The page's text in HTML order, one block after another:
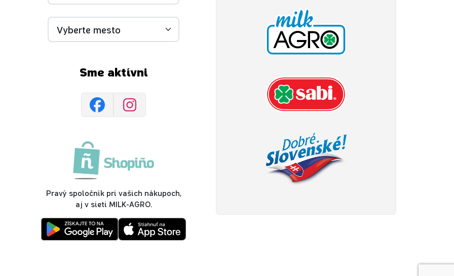
Sme aktívni
Pravý spoločník pri vašich nákupoch,
aj v sieti MILK-AGRO.